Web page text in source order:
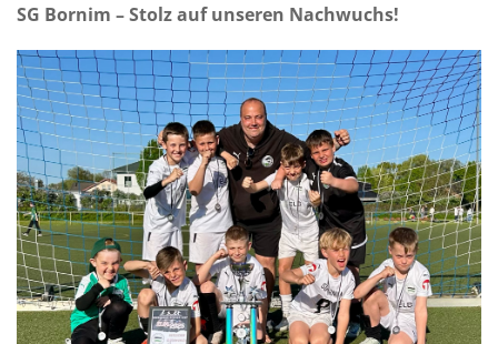
SG Bornim – Stolz auf unseren Nachwuchs!